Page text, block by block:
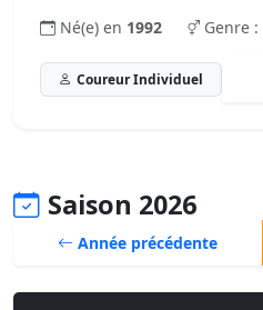
Né(e) en 1992 Genre :
Coureur Individuel
Saison 2026
Année précédente